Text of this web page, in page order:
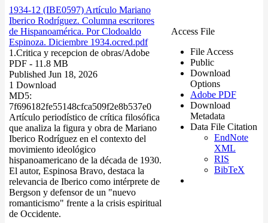
1934-12 (IBE0597) Artículo Mariano
Iberico Rodríguez. Columna escritores
de Hispanoamérica. Por Clodoaldo
Espinoza. Diciembre 1934.ocred.pdf
1.Critica y recepcion de obras/Adobe
PDF - 11.8 MB
Published Jun 18, 2026
1 Download
MD5:
7f696182fe55148cfca509f2e8b537e0
Artículo periodístico de crítica filosófica
que analiza la figura y obra de Mariano
Iberico Rodríguez en el contexto del
movimiento ideológico
hispanoamericano de la década de 1930.
El autor, Espinosa Bravo, destaca la
relevancia de Iberico como intérprete de
Bergson y defensor de un "nuevo
romanticismo" frente a la crisis espiritual
de Occidente.
Access File
File Access
Public
Download
Options
Adobe PDF
Download
Metadata
Data File Citation
EndNote
XML
RIS
BibTeX